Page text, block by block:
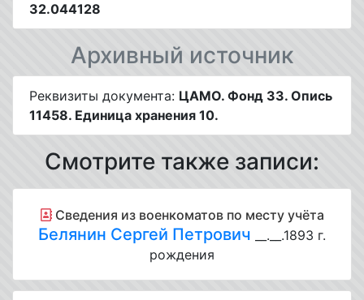
32.044128
Архивный источник
Реквизиты документа: ЦАМО. Фонд 33. Опись
11458. Единица хранения 10.
Смотрите также записи:
Cведения из военкоматов по месту учёта
Белянин Сергей Петрович __.__.1893 г.
рождения